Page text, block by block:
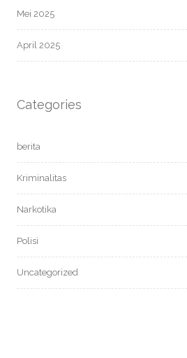
Mei 2025
April 2025
Categories
berita
Kriminalitas
Narkotika
Polisi
Uncategorized